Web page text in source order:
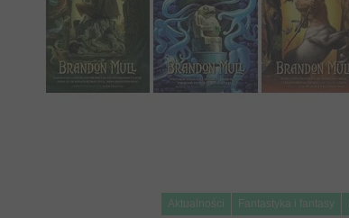
Aktualności Fantastyka i fantasy